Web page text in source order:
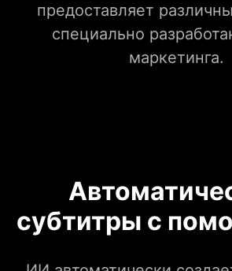
предоставляет
специально
маркетинга.
субтитры с